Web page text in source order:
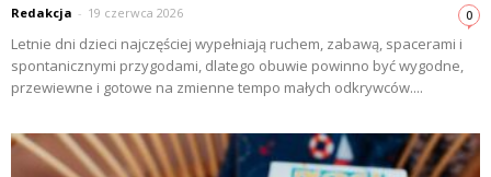
Redakcja - 19 czerwca 2026 0
Letnie dni dzieci najczęściej wypełniają ruchem, zabawą, spacerami i
spontanicznymi przygodami, dlatego obuwie powinno być wygodne,
przewiewne i gotowe na zmienne tempo małych odkrywców....